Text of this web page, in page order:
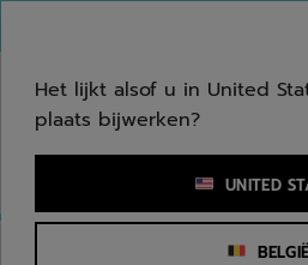
Een zoekwoord of een
Het lijkt alsof u in United
plaats bijwerken?
UNITED
BELGIË